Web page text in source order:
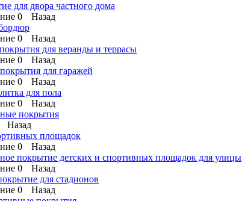
для двора частного дома
Назад
Назад
для веранды и террасы
Назад
для гаражей
Назад
для пола
Назад
покрытия
Назад
площадок
Назад
покрытие детских и спортивных площадок для улицы
Назад
для стадионов
Назад